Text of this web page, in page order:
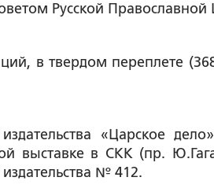
Русской Православной
в твердом переплете
«Царское
выставке в СКК (пр.
№ 412.